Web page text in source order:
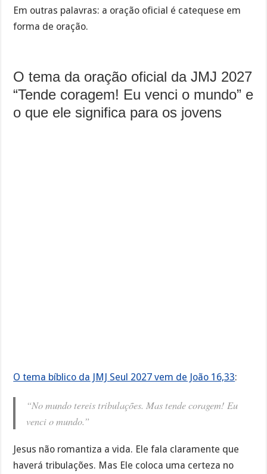
Em outras palavras: a oração oficial é catequese em
forma de oração.
O tema da oração oficial da JMJ 2027
“Tende coragem! Eu venci o mundo” e
o que ele significa para os jovens
O tema bíblico da JMJ Seul 2027 vem de João 16,33:
“No mundo tereis tribulações. Mas tende coragem! Eu
venci o mundo.”
Jesus não romantiza a vida. Ele fala claramente que
haverá tribulações. Mas Ele coloca uma certeza no